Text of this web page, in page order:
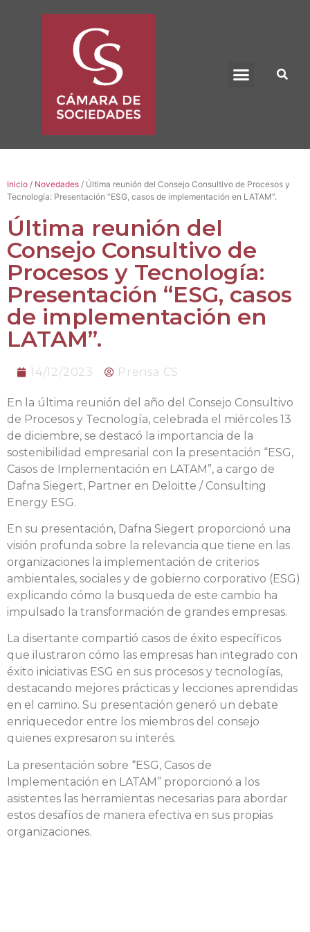
Inicio / Novedades / Última reunión del Consejo Consultivo de Procesos y
Tecnología: Presentación “ESG, casos de implementación en LATAM”.
Última reunión del
Consejo Consultivo de
Procesos y Tecnología:
Presentación “ESG, casos
de implementación en
LATAM”.
14/12/2023 Prensa CS
En la última reunión del año del Consejo Consultivo
de Procesos y Tecnología, celebrada el miércoles 13
de diciembre, se destacó la importancia de la
sostenibilidad empresarial con la presentación “ESG,
Casos de Implementación en LATAM”, a cargo de
Dafna Siegert, Partner en Deloitte / Consulting
Energy ESG.
En su presentación, Dafna Siegert proporcionó una
visión profunda sobre la relevancia que tiene en las
organizaciones la implementación de criterios
ambientales, sociales y de gobierno corporativo (ESG)
explicando cómo la busqueda de este cambio ha
impulsado la transformación de grandes empresas.
La disertante compartió casos de éxito específicos
que ilustraron cómo las empresas han integrado con
éxito iniciativas ESG en sus procesos y tecnologías,
destacando mejores prácticas y lecciones aprendidas
en el camino. Su presentación generó un debate
enriquecedor entre los miembros del consejo
quienes expresaron su interés.
La presentación sobre “ESG, Casos de
Implementación en LATAM” proporcionó a los
asistentes las herramientas necesarias para abordar
estos desafíos de manera efectiva en sus propias
organizaciones.